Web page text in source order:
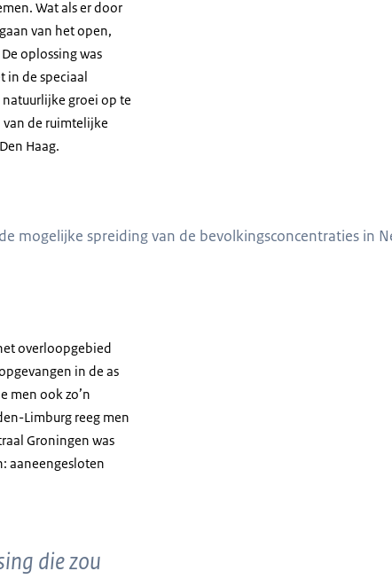
Wat als er door
van het open,
oplossing was
in de speciaal
groei op te
van de ruimtelijke
Haag.
mogelijke spreiding van de bevolkingsconcentraties
overloopgebied
in de as
men ook zo’n
Limburg reeg men
Groningen was
aaneengesloten
die zou